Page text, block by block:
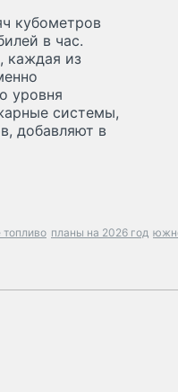
кубометров
в час.
каждая из
уровня
системы,
добавляют в
топливо планы на 2026 год